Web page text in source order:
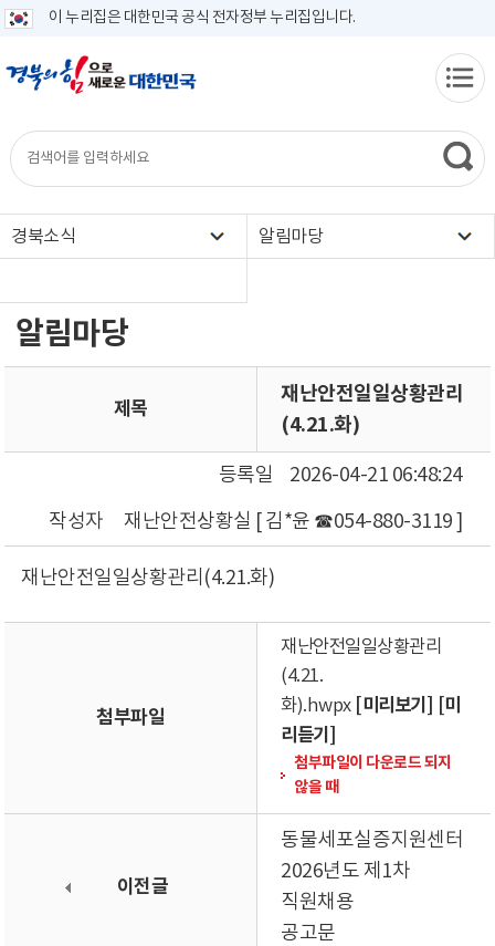
이 누리집은 대한민국 공식 전자정부 누리집입니다.
경북소식 알림마당
알림마당
제목
재난안전일일상황관리
(4.21.화)
등록일
2026-04-21 06:48:24
작성자
재난안전상황실 [ 김*윤 ☎054-880-3119 ]
재난안전일일상황관리(4.21.화)
첨부파일
재난안전일일상황관리
(4.21.
화).hwpx [미리보기]
[미
리듣기]
첨부파일이 다운로드 되지
않을 때
이전글
동물세포실증지원센터
2026년도 제1차
직원채용
공고문